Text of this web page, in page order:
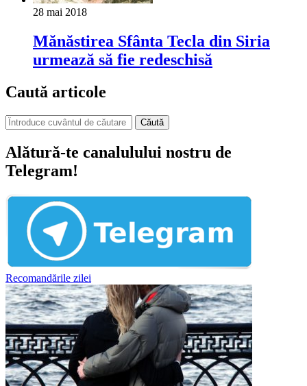
28 mai 2018
Mănăstirea Sfânta Tecla din Siria
urmează să fie redeschisă
Caută articole
Căută
Alătură-te canalulului nostru de
Telegram!
Recomandările zilei